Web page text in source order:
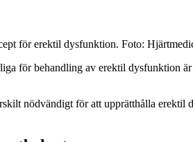
för erektil dysfunktion. Foto:
för behandling av erektil dysfunktion
nödvändigt för att upprätthålla